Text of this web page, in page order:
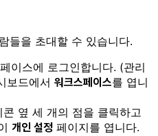
들을 초대할 수 있습니다.
이스에 로그인합니다. (관리
보드에서 워크스페이스를 엽니
옆 세 개의 점을 클릭하고
개인 설정 페이지를 엽니다.